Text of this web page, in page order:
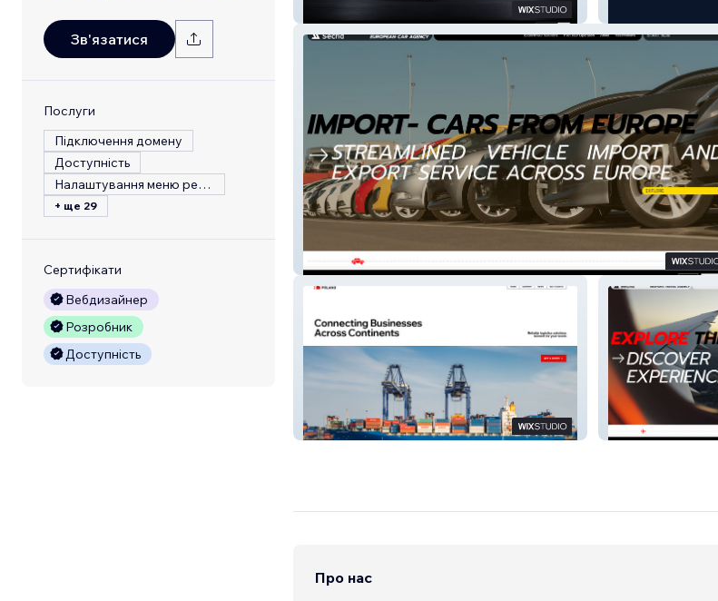
Зв'язатися
Послуги
Підключення домену
Доступність
Налаштування меню ресторану
+ ще 29
Сертифікати
Вебдизайнер
Розробник
Доступність
SECRID CARS
AB Poland SECRID TRAVEL
Про нас